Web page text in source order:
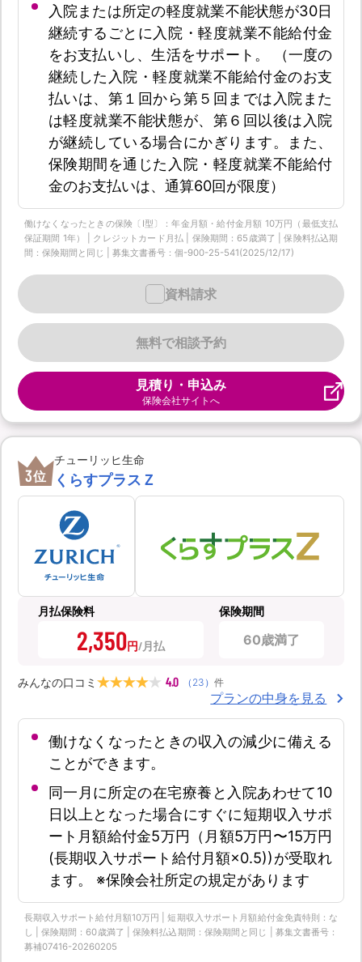
入院または所定の軽度就業不能状態が30日
継続するごとに入院・軽度就業不能給付金
をお支払いし、生活をサポート。 （一度の
継続した入院・軽度就業不能給付金のお支
払いは、第１回から第５回までは入院また
は軽度就業不能状態が、第６回以後は入院
が継続している場合にかぎります。また、
保険期間を通じた入院・軽度就業不能給付
金のお支払いは、通算60回が限度）
働けなくなったときの保険〔Ⅰ型〕：年金月額・給付金月額 10万円（最低支払
保証期間 1年） | クレジットカード月払 | 保険期間：65歳満了 | 保険料払込期
間：保険期間と同じ | 募集文書番号：個-900-25-541(2025/12/17)
無料で相談予約
資料請求
見積り・申込み
保険会社サイトへ
3位
チューリッヒ生命
くらすプラスＺ
月払保険料
2,350円
保険期間
60歳満了
みんなの口コミ 4.0 （ 23 ） 件
プランの中身を見る
働けなくなったときの収入の減少に備える
ことができます。
同一月に所定の在宅療養と入院あわせて10
日以上となった場合にすぐに短期収入サポ
ート月額給付金5万円（月額5万円〜15万円
(長期収入サポート給付月額×0.5))が受取れ
ます。 ※保険会社所定の規定があります
長期収入サポート給付月額10万円 | 短期収入サポート月額給付金免責特則：な
し | 保険期間：60歳満了 | 保険料払込期間：保険期間と同じ | 募集文書番号：
募補07416-20260205